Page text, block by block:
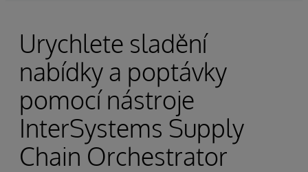
Urychlete sladění
nabídky a poptávky
pomocí nástroje
InterSystems Supply
Chain Orchestrator